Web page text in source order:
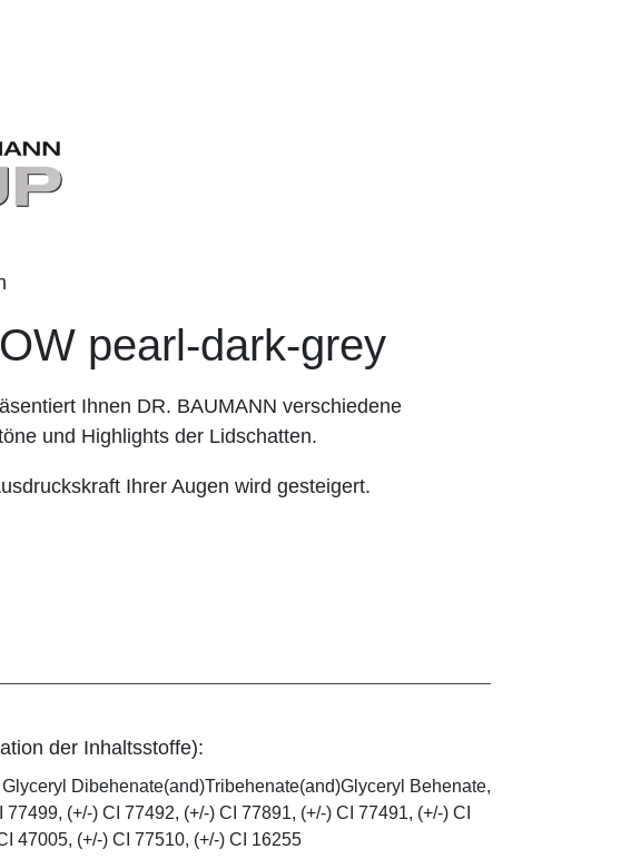
pearl-dark-grey
Ihnen DR. BAUMANN verschiedene
und Highlights der Lidschatten.
Ihrer Augen wird gesteigert.
der Inhaltsstoffe):
Dibehenate(and)Tribehenate(and)Glyceryl Behenate,
(+/-) CI 77492, (+/-) CI 77891, (+/-) CI 77491, (+/-) CI
47005, (+/-) CI 77510, (+/-) CI 16255